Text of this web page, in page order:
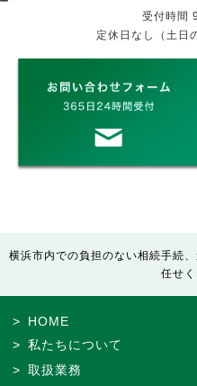
受付時間
定休日なし（土日
横浜市内での負担のない相続手続
任せく
HOME
私たちについて
取扱業務